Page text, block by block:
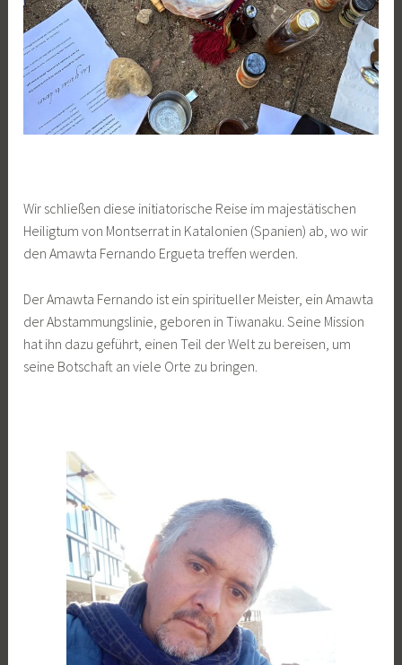
Wir schließen diese initiatorische Reise im majestätischen
Heiligtum von Montserrat in Katalonien (Spanien) ab, wo wir
den Amawta Fernando Ergueta treffen werden.
Der Amawta Fernando ist ein spiritueller Meister, ein Amawta
der Abstammungslinie, geboren in Tiwanaku. Seine Mission
hat ihn dazu geführt, einen Teil der Welt zu bereisen, um
seine Botschaft an viele Orte zu bringen.